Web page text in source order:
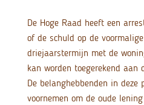
De Hoge Raad heeft een
of de schuld op de
driejaarstermijn met de
kan worden toegerekend aan
De belanghebbenden in deze
voornemen om de oude